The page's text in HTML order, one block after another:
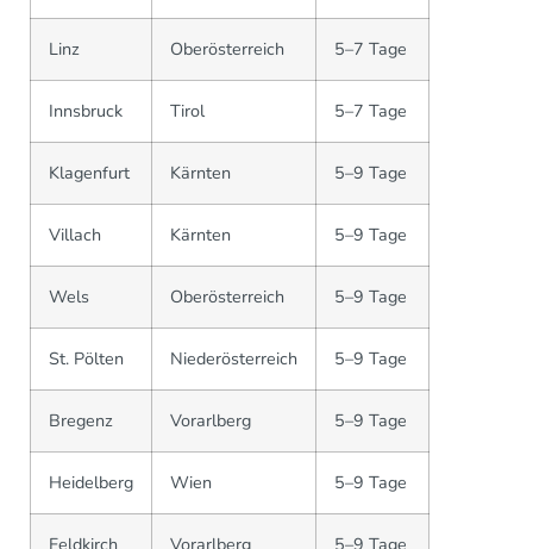
Linz Oberösterreich 5–7 Tage
Innsbruck Tirol 5–7 Tage
Klagenfurt Kärnten 5–9 Tage
Villach Kärnten 5–9 Tage
Wels Oberösterreich 5–9 Tage
St. Pölten Niederösterreich 5–9 Tage
Bregenz Vorarlberg 5–9 Tage
Heidelberg Wien 5–9 Tage
Feldkirch Vorarlberg 5–9 Tage